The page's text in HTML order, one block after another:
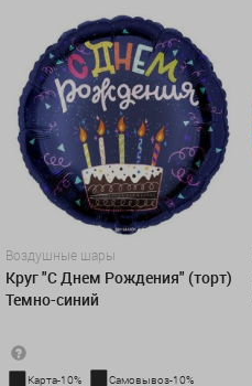
Воздушные шары
Круг "С Днем Рождения" (торт)
Темно-синий
Карта-10% Самовывоз-10%